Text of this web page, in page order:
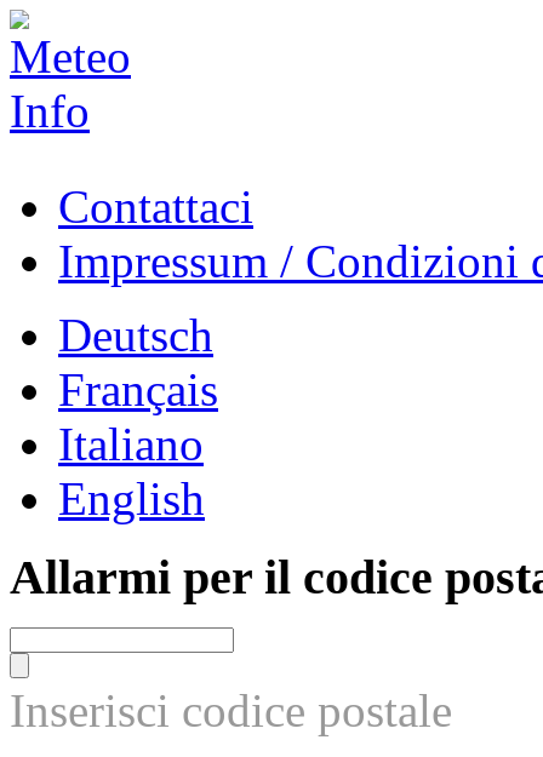
Contattaci
Impressum / Condizioni
Deutsch
Français
Italiano
English
Allarmi per il codice
Inserisci codice postale